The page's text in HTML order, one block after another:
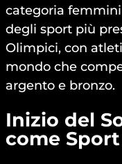
categoria
degli sport più
Olimpici, con
mondo che
argento e bronzo.
Inizio del
come